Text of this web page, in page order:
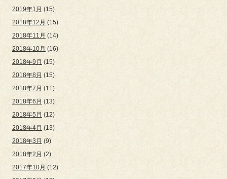
2019年1月 (15)
2018年12月 (15)
2018年11月 (14)
2018年10月 (16)
2018年9月 (15)
2018年8月 (15)
2018年7月 (11)
2018年6月 (13)
2018年5月 (12)
2018年4月 (13)
2018年3月 (9)
2018年2月 (2)
2017年10月 (12)